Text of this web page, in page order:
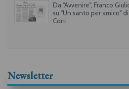
Da "Avvenire", Franco
su "Un santo per amico"
Corti
Newsletter